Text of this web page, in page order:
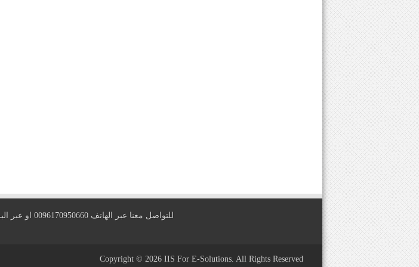
للتواصل معنا عبر الهاتف 0096170950660 او عبر البريد الالكتروني
Copyright © 2026 IIS For E-Solutions. All Rights Reserved